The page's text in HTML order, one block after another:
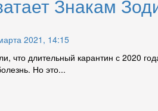
Знакам
2021, 14:15
что длительный карантин с 2020
Но это...